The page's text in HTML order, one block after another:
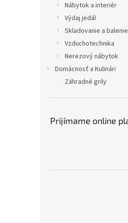
Nábytok a interiér
Výdaj jedál
Skladovanie a balenie
Vzduchotechnika
Nerezový nábytok
Domácnosť a Kulinári
Záhradné grily
Prijímame online